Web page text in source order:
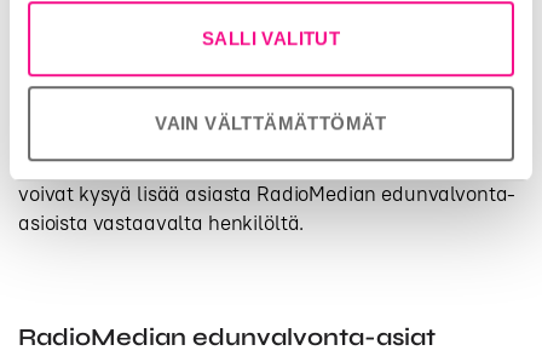
SALLI VALITUT
VAIN VÄLTTÄMÄTTÖMÄT
Lataa tästä
Epäselvissä tilanteissa RadioMedian jäsenyritykset
voivat kysyä lisää asiasta RadioMedian edunvalvonta-
asioista vastaavalta henkilöltä.
RadioMedian edunvalvonta-asiat